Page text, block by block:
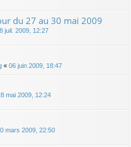
du 27 au 30 mai 2009
juil. 2009, 12:27
« 06 juin 2009, 18:47
mai 2009, 12:24
mars 2009, 22:50